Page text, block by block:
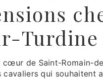
Turdine
cœur de Saint-Romain-
cavaliers qui souhaitent